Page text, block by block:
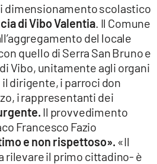
dimensionamento scolastico
di Vibo Valentia. Il Comune
del locale
quello di Serra San Bruno e
Vibo, unitamente agli organi
dirigente, i parroci don
i rappresentanti dei
Il provvedimento
Francesco Fazio
e non rispettoso». «Il
rilevare il primo cittadino- è